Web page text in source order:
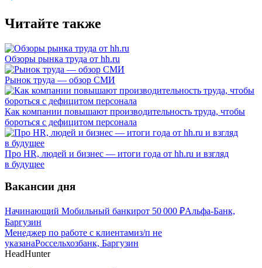
Читайте также
Обзоры рынка труда от hh.ru
Рынок труда — обзор СМИ
Как компании повышают производительность труда, чтобы
бороться с дефицитом персонала
Про HR, людей и бизнес — итоги года от hh.ru и взгляд
в будущее
Вакансии дня
Начинающий Мобильный банкирот 50 000 ₽Альфа-Банк,
Баргузин
Менеджер по работе с клиентамиз/п не
указанаРоссельхозбанк, Баргузин
HeadHunter